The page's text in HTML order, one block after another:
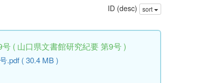
ID (desc) sort
( 山口県文書館研究紀要 第9号 )
.pdf ( 30.4 MB )